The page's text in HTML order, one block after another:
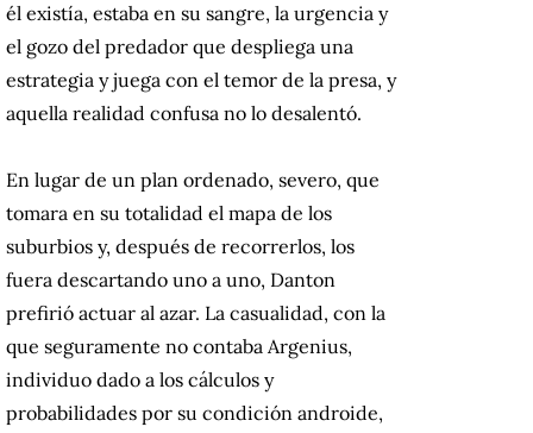
él existía, estaba en su sangre, la urgencia y
el gozo del predador que despliega una
estrategia y juega con el temor de la presa, y
aquella realidad confusa no lo desalentó.
En lugar de un plan ordenado, severo, que
tomara en su totalidad el mapa de los
suburbios y, después de recorrerlos, los
fuera descartando uno a uno, Danton
prefirió actuar al azar. La casualidad, con la
que seguramente no contaba Argenius,
individuo dado a los cálculos y
probabilidades por su condición androide,